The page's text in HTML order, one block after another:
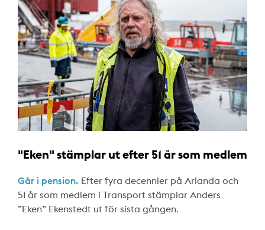
"Eken" stämplar ut efter 51 år som medlem
Går i pension. Efter fyra decennier på Arlanda och
51 år som medlem i Transport stämplar Anders
”Eken” Ekenstedt ut för sista gången.